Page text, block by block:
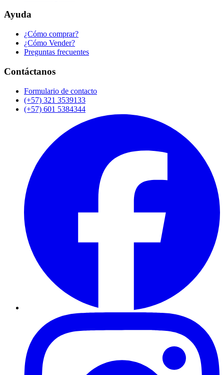
Ayuda
¿Cómo comprar?
¿Cómo Vender?
Preguntas frecuentes
Contáctanos
Formulario de contacto
(+57) 321 3539133
(+57) 601 5384344